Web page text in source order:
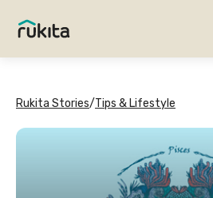
Rukita Stories/Tips & Lifestyle